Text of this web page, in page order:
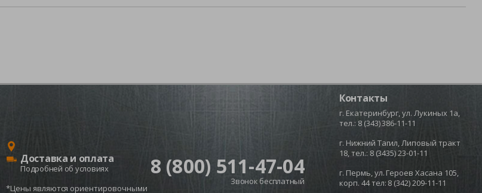
Доставка и оплата
Подробней об условиях 8 (800) 511-47-04
Звонок бесплатный
*Цены являются ориентировочными
Контакты
г. Екатеринбург, ул. Лукиных 1а,
тел.: 8 (343) 386-11-11
г. Нижний Тагил, Липовый тракт
18, тел.: 8 (3435) 23-01-11
г. Пермь, ул. Героев Хасана 105,
корп. 44 тел: 8 (342) 209-11-11